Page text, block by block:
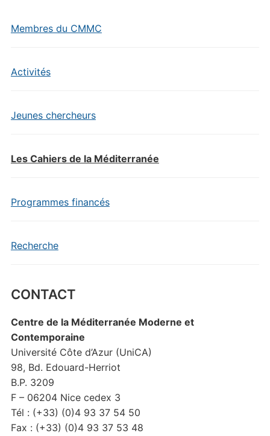
Membres du CMMC
Activités
Jeunes chercheurs
Les Cahiers de la Méditerranée
Programmes financés
Recherche
CONTACT
Centre de la Méditerranée Moderne et
Contemporaine
Université Côte d’Azur (UniCA)
98, Bd. Edouard-Herriot
B.P. 3209
F – 06204 Nice cedex 3
Tél : (+33) (0)4 93 37 54 50
Fax : (+33) (0)4 93 37 53 48